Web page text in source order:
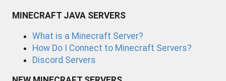
MINECRAFT JAVA SERVERS
What is a Minecraft Server?
How Do I Connect to Minecraft Servers?
Discord Servers